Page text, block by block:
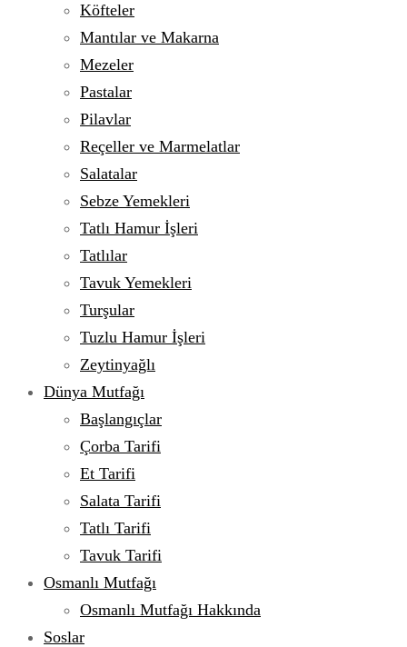
Köfteler
Mantılar ve Makarna
Mezeler
Pastalar
Pilavlar
Reçeller ve Marmelatlar
Salatalar
Sebze Yemekleri
Tatlı Hamur İşleri
Tatlılar
Tavuk Yemekleri
Turşular
Tuzlu Hamur İşleri
Zeytinyağlı
Dünya Mutfağı
Başlangıçlar
Çorba Tarifi
Et Tarifi
Salata Tarifi
Tatlı Tarifi
Tavuk Tarifi
Osmanlı Mutfağı
Osmanlı Mutfağı Hakkında
Soslar